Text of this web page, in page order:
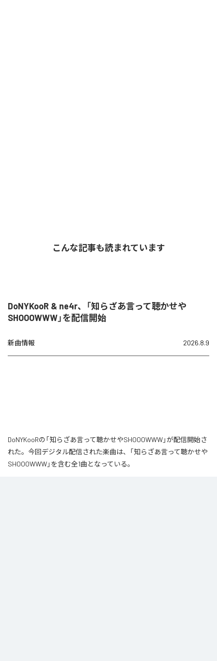
こんな記事も読まれています
DoNYKooR & ne4r、「知らざあ言って聴かせや
SHOOOWWW」を配信開始
新曲情報 2026.8.9
DoNYKooRの「知らざあ言って聴かせやSHOOOWWW」が配信開始さ
れた。今回デジタル配信された楽曲は、「知らざあ言って聴かせや
SHOOOWWW」を含む全1曲となっている。